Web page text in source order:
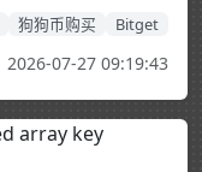
狗狗币购买 Bitget
2026-07-27 09:19:43